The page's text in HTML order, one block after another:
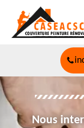
Nous